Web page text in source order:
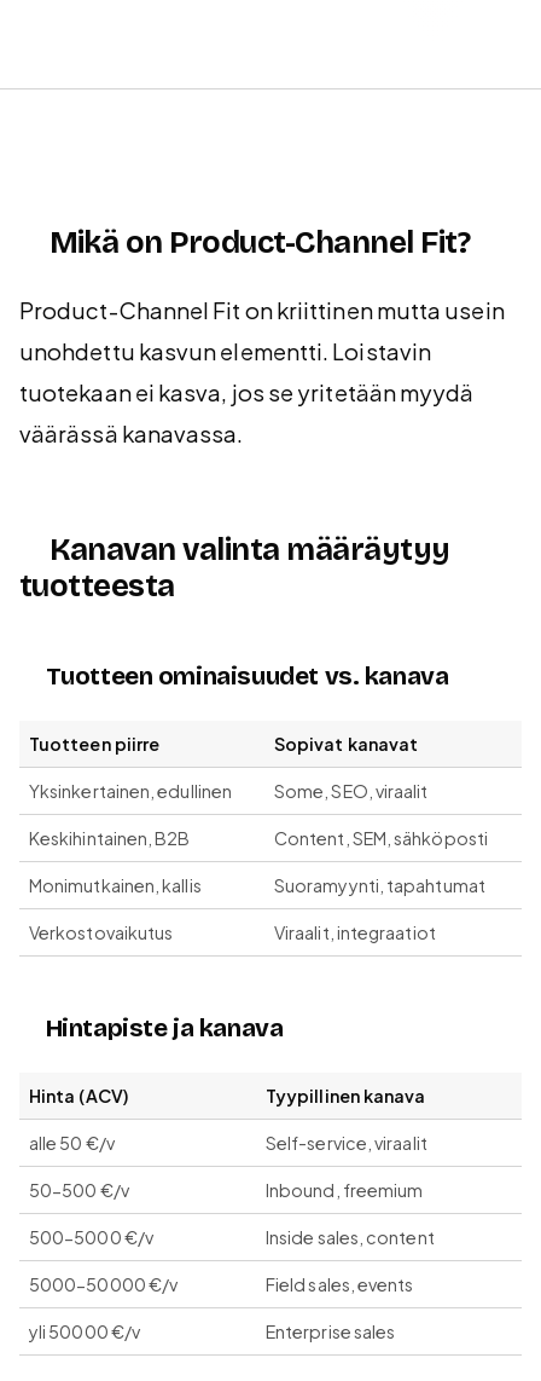
Mikä on Product-Channel Fit?
Product-Channel Fit on kriittinen mutta usein
unohdettu kasvun elementti. Loistavin
tuotekaan ei kasva, jos se yritetään myydä
väärässä kanavassa.
Kanavan valinta määräytyy
tuotteesta
Tuotteen ominaisuudet vs. kanava
Tuotteen piirre Sopivat kanavat
Yksinkertainen, edullinen Some, SEO, viraalit
Keskihintainen, B2B Content, SEM, sähköposti
Monimutkainen, kallis Suoramyynti, tapahtumat
Verkostovaikutus Viraalit, integraatiot
Hintapiste ja kanava
Hinta (ACV) Tyypillinen kanava
alle 50 €/v Self-service, viraalit
50-500 €/v Inbound, freemium
500-5000 €/v Inside sales, content
5000-50000 €/v Field sales, events
yli 50000 €/v Enterprise sales